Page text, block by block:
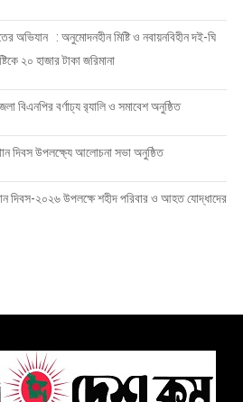
অভিযান : অনুমোদনহীন মিষ্টি ও নবায়নবিহীন দই-ঘি
২০ হাজার টাকা জরিমানা
বিএনপির বর্ণাঢ্য র‍্যালি ও সমাবেশ অনুষ্ঠিত
দিবস উপলক্ষ্যে আলোচনা সভা অনুষ্ঠিত
দিবস-২০২৬ উপলক্ষে শহীদ পরিবার ও আহত যোদ্ধাদের